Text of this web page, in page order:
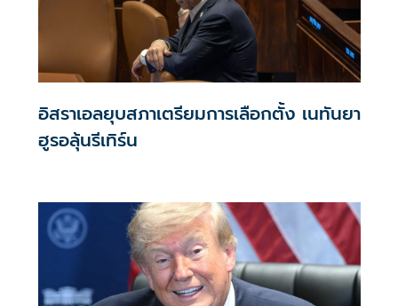
อิสราเอลยุบสภาเตรียมการเลือกตั้ง เนทันยา
ฮูรอลุ้นรีเทิร์น